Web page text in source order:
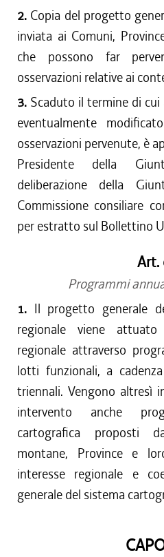
2. Copia del progetto
inviata ai Comuni,
che possono far
osservazioni relative ai
3. Scaduto il termine di
eventualmente
osservazioni pervenute, è
Presidente della
deliberazione della
Commissione consiliare
per estratto sul Bollettino
Art.
Programmi
1. Il progetto generale
regionale viene attuato
regionale attraverso
lotti funzionali, a
triennali. Vengono altresì
intervento anche
cartografica proposti
montane, Province e
interesse regionale e
generale del sistema